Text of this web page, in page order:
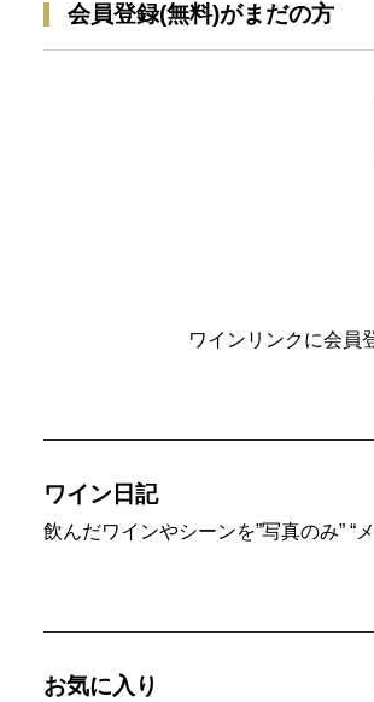
会員登録(無料)がまだの方
ワインリンクに会員
ワイン日記
飲んだワインやシーンを”写真のみ” “
お気に入り